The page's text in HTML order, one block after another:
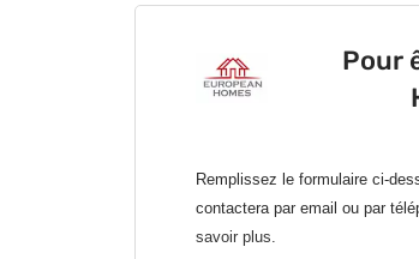
Pour
Remplissez le formulaire ci-
contactera par email ou par
savoir plus.